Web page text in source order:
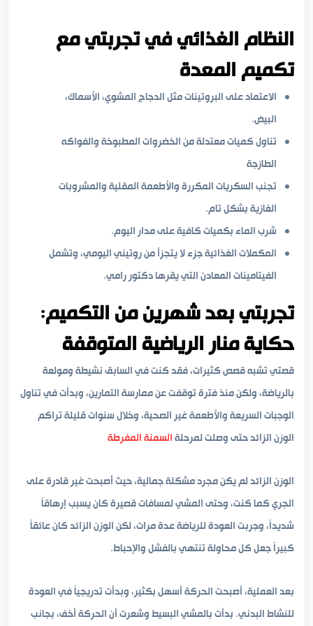
النظام الغذائي في تجربتي مع
تكميم المعدة
الاعتماد على البروتينات مثل الدجاج المشوي، الأسماك،
البيض.
تناول كميات معتدلة من الخضروات المطبوخة والفواكه
الطازجة
تجنب السكريات المكررة والأطعمة المقلية والمشروبات
الغازية بشكل تام.
شرب الماء بكميات كافية على مدار اليوم.
المكملات الغذائية جزء لا يتجزأ من روتيني اليومي، وتشمل
الفيتامينات المعادن التي يقرها دكتور رامي.
تجربتي بعد شهرين من التكميم:
حكاية منار الرياضية المتوقفة
قصتي تشبه قصص كثيرات، فقد كنت في السابق نشيطة ومولعة
بالرياضة، ولكن منذ فترة توقفت عن ممارسة التمارين، وبدأت في تناول
الوجبات السريعة والأطعمة غير الصحية، وخلال سنوات قليلة تراكم
الوزن الزائد حتى وصلت لمرحلةالسمنة المفرطة
الوزن الزائد لم يكن مجرد مشكلة جمالية، حيث أصبحت غير قادرة على
الجري كما كنت، وحتى المشي لمسافات قصيرة كان يسبب إرهاقاً
شديداً، وجربت العودة للرياضة عدة مرات، لكن الوزن الزائد كان عائقاً
كبيراً جعل كل محاولة تنتهي بالفشل والإحباط.
بعد العملية، أصبحت الحركة أسهل بكثير، وبدأت تدريجياً في العودة
للنشاط البدني. بدأت بالمشي البسيط وشعرت أن الحركة أخف، بجانب